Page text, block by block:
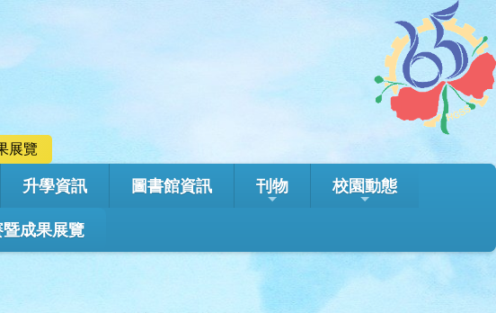
展覽
升學資訊 圖書館資訊 刊物 校園動態
成果展覽